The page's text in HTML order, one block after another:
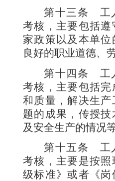
第十三条 工
考核，主要包括遵
家政策以及本单
良好的职业道德、
第十四条 工
考核，主要包括
和质量，解决生
题的成果，传授
及安全生产的情况
第十五条 工
考核，主要是按
级标准》或者《